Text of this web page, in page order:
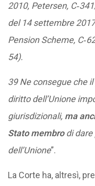
2010, Petersen,
del 14 settembre
Pension Scheme,
54).
39 Ne consegue che
diritto dell’Unione
giurisdizionali, ma
Stato membrodi dare
dell’Unione”.
La Corte ha, altresì,